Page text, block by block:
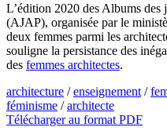
L’édition 2020 des Albums des
(AJAP), organisée par le
deux femmes parmi les
souligne la persistance des
des femmes architectes.
architecture /enseignement /
féminisme /architecte
Télécharger au format PDF